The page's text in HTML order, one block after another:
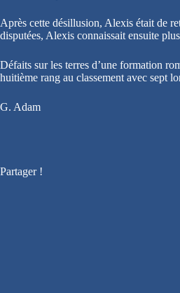
Après cette désillusion, Alexis était de
disputées, Alexis connaissait ensuite
Défaits sur les terres d’une formation
huitième rang au classement avec sept
G. Adam
Partager !